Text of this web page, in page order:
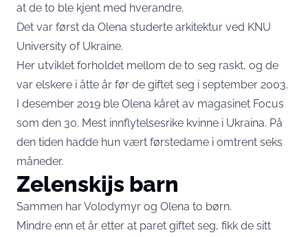
at de to ble kjent med hverandre.
Det var først da Olena studerte arkitektur ved KNU
University of Ukraine.
Her utviklet forholdet mellom de to seg raskt, og de
var elskere i åtte år før de giftet seg i september 2003.
I desember 2019 ble Olena kåret av magasinet Focus
som den 30. Mest innflytelsesrike kvinne i Ukraina. På
den tiden hadde hun vært førstedame i omtrent seks
måneder.
Zelenskijs barn
Sammen har Volodymyr og Olena to børn.
Mindre enn et år etter at paret giftet seg, fikk de sitt